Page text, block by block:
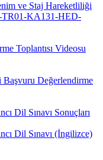
ve Staj Hareketliliği
TR01-KA131-HED-
Toplantısı Videosu
Değerlendirme
Dil Sınavı Sonuçları
Dil Sınavı (İngilizce)